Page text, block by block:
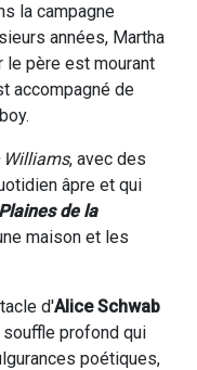
la campagne
années, Martha
le père est mourant
accompagné de
Williams, avec des
âpre et qui
de la
maison et les
d'Alice Schwab
souffle profond qui
poétiques,